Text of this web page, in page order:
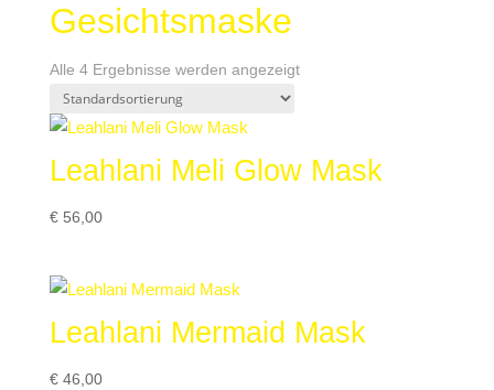
Gesichtsmaske
Alle 4 Ergebnisse werden angezeigt
Leahlani Meli Glow Mask
€56,00
Leahlani Mermaid Mask
€46,00